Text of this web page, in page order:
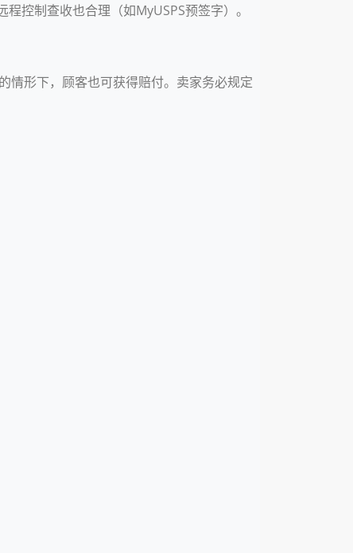
控制查收也合理（如MyUSPS预签字）。
情形下，顾客也可获得赔付。卖家务必规定